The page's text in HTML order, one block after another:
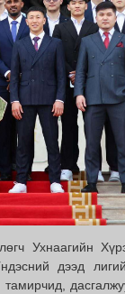
Ухнаагийн
дээд
тамирчид,